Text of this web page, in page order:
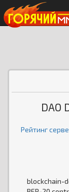
DAO
Рейтинг
blockchain-